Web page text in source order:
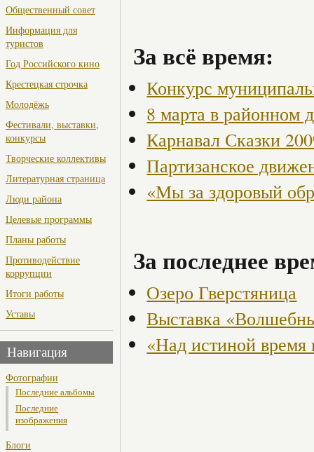
Общественный совет
Информация для
туристов
Год Российского кино
Крестецкая строчка
Молодёжь
Фестивали, выставки,
конкурсы
Творческие коллективы
Литературная страница
Люди района
Целевые программы
Планы работы
Противодействие
коррупции
Итоги работы
Уставы
Навигация
Фотографии
Последние альбомы
Последние
изображения
Блоги
За всё время:
Конкурс
8 марта в районном
Карнавал Сказки
Партизанское
«Мы за здоровый
За последнее
Озеро Гверстяница
Выставка
«Над истиной время